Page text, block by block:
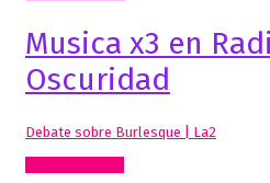
Musica x3 en
Oscuridad
Debate sobre Burlesque | La2